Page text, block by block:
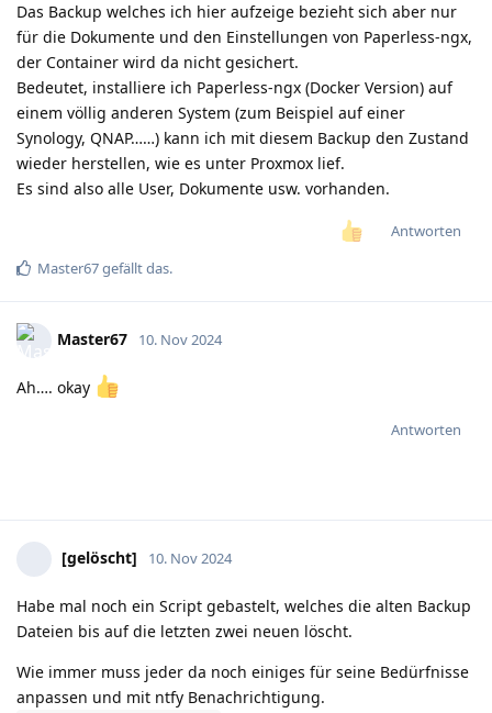
Das Backup welches ich hier aufzeige bezieht sich aber nur
für die Dokumente und den Einstellungen von Paperless-ngx,
der Container wird da nicht gesichert.
Bedeutet, installiere ich Paperless-ngx (Docker Version) auf
einem völlig anderen System (zum Beispiel auf einer
Synology, QNAP……) kann ich mit diesem Backup den Zustand
wieder herstellen, wie es unter Proxmox lief.
Es sind also alle User, Dokumente usw. vorhanden.
Antworten
Master67gefällt das.
Master67 10. Nov 2024
Ah…. okay
Antworten
[gelöscht] 10. Nov 2024
Habe mal noch ein Script gebastelt, welches die alten Backup
Dateien bis auf die letzten zwei neuen löscht.
Wie immer muss jeder da noch einiges für seine Bedürfnisse
anpassen und mit ntfy Benachrichtigung.